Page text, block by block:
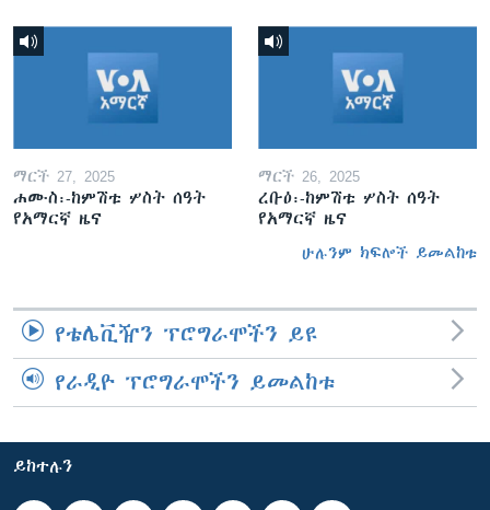
ማርች 27, 2025
ሐሙስ፡-ከምሽቱ ሦስት ሰዓት
የአማርኛ ዜና
ማርች 26, 2025
ረቡዕ፡-ከምሽቱ ሦስት ሰዓት
የአማርኛ ዜና
ሁሉንም ክፍሎች ይመልከቱ
የቴሌቪዥን ፕሮግራሞችን ይዩ
የራዲዮ ፕሮግራሞችን ይመልከቱ
ይከተሉን